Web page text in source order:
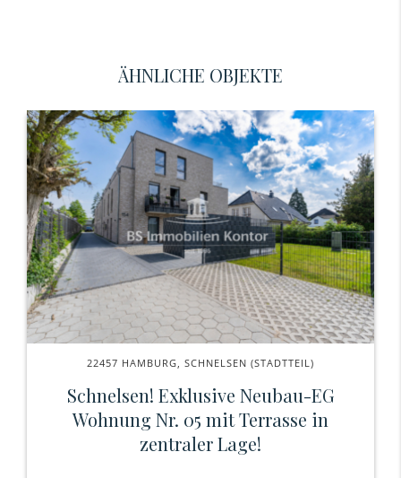
ÄHNLICHE OBJEKTE
22457 HAMBURG, SCHNELSEN (STADTTEIL)
Schnelsen! Exklusive Neubau-EG
Wohnung Nr. 05 mit Terrasse in
zentraler Lage!